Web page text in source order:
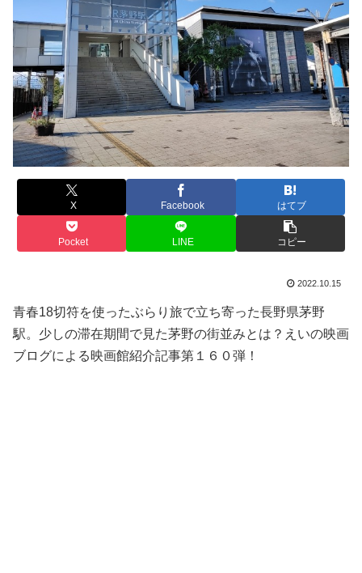
X Facebook はてブ
Pocket LINE コピー
2022.10.15
青春18切符を使ったぶらり旅で立ち寄った長野県茅野
駅。少しの滞在期間で見た茅野の街並みとは？えいの映画
ブログによる映画館紹介記事第１６０弾！